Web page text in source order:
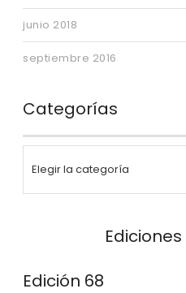
junio 2018
septiembre 2016
Categorías
Ediciones
Edición 68